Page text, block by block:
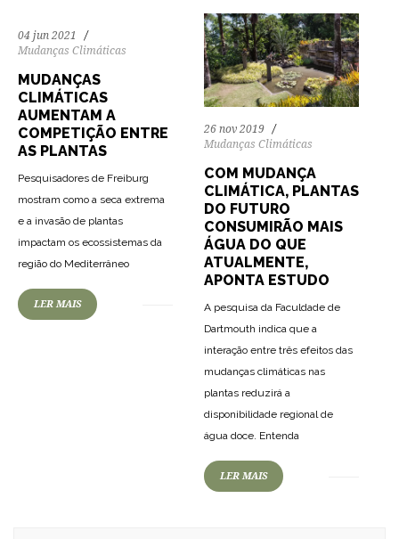
04 jun 2021
Mudanças Climáticas
MUDANÇAS
CLIMÁTICAS
AUMENTAM A
COMPETIÇÃO ENTRE
AS PLANTAS
Pesquisadores de Freiburg
mostram como a seca extrema
e a invasão de plantas
impactam os ecossistemas da
região do Mediterrâneo
LER MAIS
26 nov 2019
Mudanças Climáticas
COM MUDANÇA
CLIMÁTICA, PLANTAS
DO FUTURO
CONSUMIRÃO MAIS
ÁGUA DO QUE
ATUALMENTE,
APONTA ESTUDO
A pesquisa da Faculdade de
Dartmouth indica que a
interação entre três efeitos das
mudanças climáticas nas
plantas reduzirá a
disponibilidade regional de
água doce. Entenda
LER MAIS